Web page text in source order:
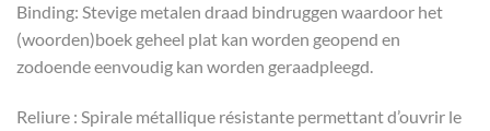
Binding: Stevige metalen draad bindruggen waardoor het
(woorden)boek geheel plat kan worden geopend en
zodoende eenvoudig kan worden geraadpleegd.
Reliure : Spirale métallique résistante permettant d’ouvrir le